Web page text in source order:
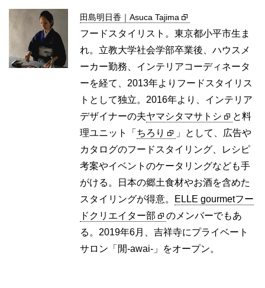
田島明日香｜Asuca Tajima
フードスタイリスト。東京都小平市生ま
れ。立教大学社会学部卒業後、ハウスメ
ーカー勤務、インテリアコーディネータ
ーを経て、2013年よりフードスタイリス
トとして独立。2016年より、インテリア
デザイナーの夫ヤマシタマサトシ
と料
理ユニット「 ちろり
」として、広告や
カタログのフードスタイリング、レシピ
考案やイベントのケータリングなども手
がける。日本の郷土食材やお酒を含めた
スタイリングが得意。
ELLE gourmetフー
ドクリエイター部
のメンバーでもあ
る。2019年6月、吉祥寺にプライベート
サロン「閒-awai-」をオープン。